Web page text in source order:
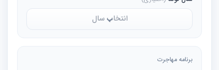
انتخاب سال
برنامه مهاجرت